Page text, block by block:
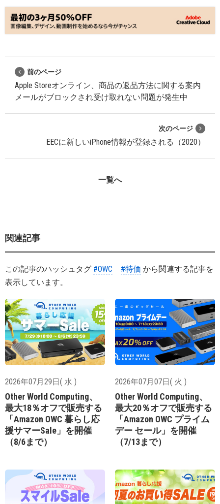
前のページ
Apple Storeオンライン、商品の返品方法に関する案内
メールがブロックされ受け取れない問題が発生中
次のページ
EECに新しいiPhone情報が登録される（2020）
一覧へ
関連記事
この記事のハッシュタグ #OWC #特価 から関連する記事を
表示しています。
2026年07月29日( 水 )
Other World Computing、
最大18％オフで販売する
「Amazon OWC 暮らし応
援サマーSale」を開催
（8/6まで）
2026年07月07日( 火 )
Other World Computing、
最大20％オフで販売する
「Amazon OWC プライム
デー セール」を開催
（7/13まで）